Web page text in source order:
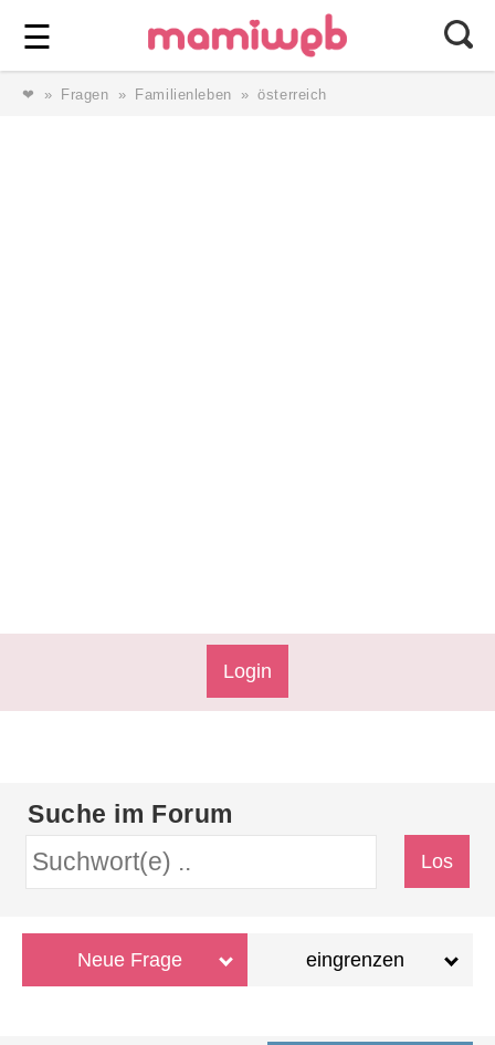
☰ ⎯ Wir lieben Familie ⎯
❤ Fragen Familienleben österreich
Login
Suche im Forum
Neue Frage eingrenzen